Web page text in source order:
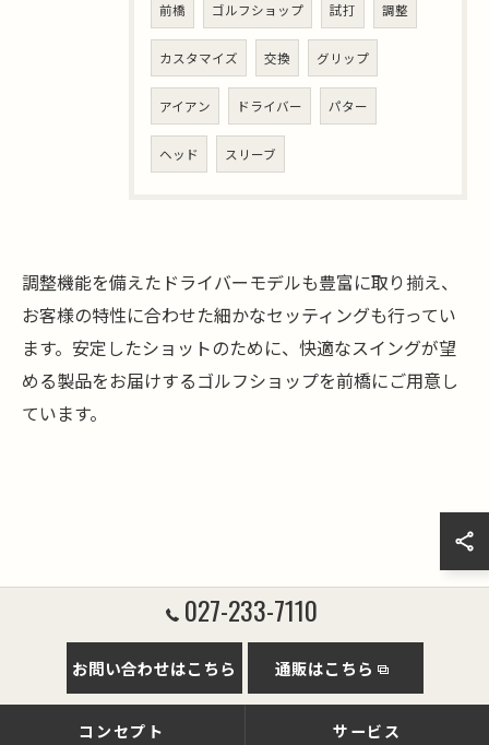
前橋 ゴルフショップ 試打 調整
カスタマイズ 交換 グリップ
アイアン ドライバー パター
ヘッド スリーブ
調整機能を備えたドライバーモデルも豊富に取り揃え、
お客様の特性に合わせた細かなセッティングも行ってい
ます。安定したショットのために、快適なスイングが望
める製品をお届けするゴルフショップを前橋にご用意し
ています。
027-233-7110
お問い合わせはこちら 通販はこちら
コンセプト サービス